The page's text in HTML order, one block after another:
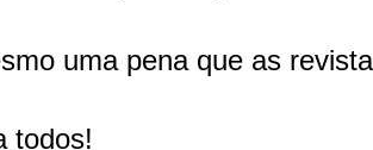
uma pena que as
todos!